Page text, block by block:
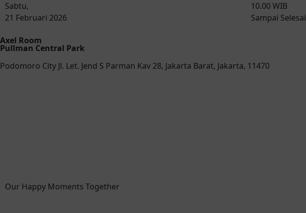
Sabtu,
21 Februari 2026
10.00 WIB
Sampai Selesai
Axel Room
Pullman Central Park
Podomoro City Jl. Let. Jend S Parman Kav 28, Jakarta Barat, Jakarta, 11470
Our Happy Moments Together